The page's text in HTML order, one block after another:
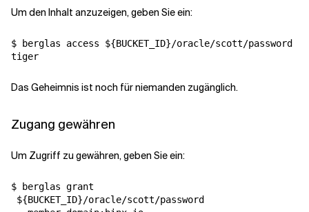
Um den Inhalt anzuzeigen, geben Sie ein:
$ berglas access ${BUCKET_ID}/oracle/scott/password
Das Geheimnis ist noch für niemanden zugänglich.
Zugang gewähren
Um Zugriff zu gewähren, geben Sie ein:
$ berglas grant
${BUCKET_ID}/oracle/scott/password